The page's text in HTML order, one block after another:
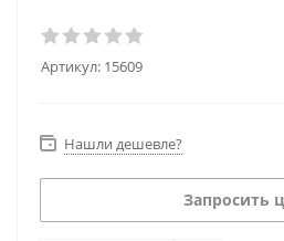
Артикул: 15609
Нашли дешевле?
Запросить